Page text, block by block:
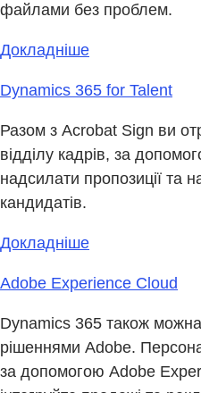
файлами без проблем.
Докладніше
Dynamics 365 for Talent
Разом з Acrobat Sign ви
відділу кадрів, за
надсилати пропозиції та
кандидатів.
Докладніше
Adobe Experience Cloud
Dynamics 365 також можна
рішеннями Adobe.
за допомогою Adobe